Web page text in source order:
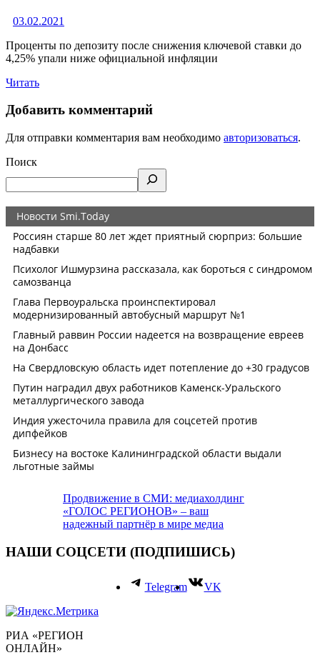
03.02.2021
Проценты по депозиту после снижения ключевой ставки до
4,25% упали ниже официальной инфляции
Читать
Добавить комментарий
Для отправки комментария вам необходимо авторизоваться.
Поиск
Продвижение в СМИ: медиахолдинг
«ГОЛОС РЕГИОНОВ» – ваш
надежный партнёр в мире медиа
НАШИ СОЦСЕТИ (ПОДПИШИСЬ)
Telegram VK
РИА «РЕГИОН
ОНЛАЙН»